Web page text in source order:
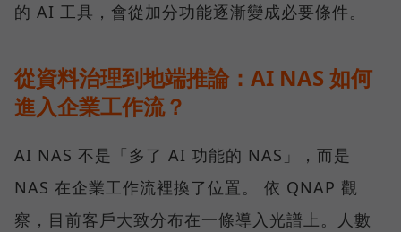
的 AI 工具，會從加分功能逐漸變成必要條件。
從資料治理到地端推論：AI NAS 如何
進入企業工作流？
AI NAS 不是「多了 AI 功能的 NAS」，而是
NAS 在企業工作流裡換了位置。 依 QNAP 觀
察，目前客戶大致分布在一條導入光譜上。人數